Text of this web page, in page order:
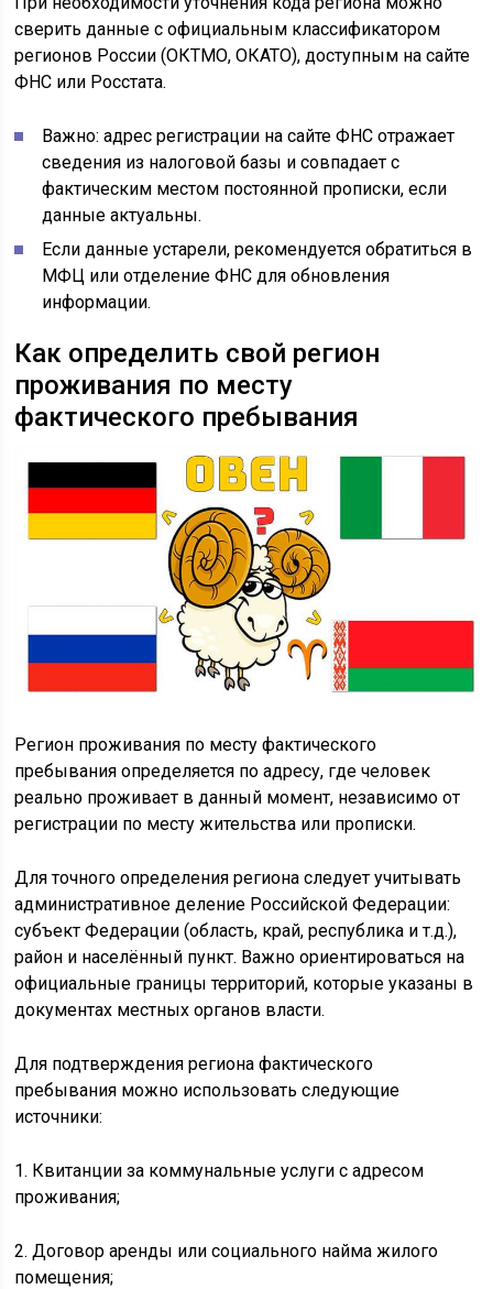
сверить данные с официальным классификатором
регионов России (ОКТМО, ОКАТО), доступным на сайте
ФНС или Росстата.
Важно: адрес регистрации на сайте ФНС отражает
сведения из налоговой базы и совпадает с
фактическим местом постоянной прописки, если
данные актуальны.
Если данные устарели, рекомендуется обратиться в
МФЦ или отделение ФНС для обновления
информации.
Как определить свой регион
проживания по месту
фактического пребывания
Регион проживания по месту фактического
пребывания определяется по адресу, где человек
реально проживает в данный момент, независимо от
регистрации по месту жительства или прописки.
Для точного определения региона следует учитывать
административное деление Российской Федерации:
субъект Федерации (область, край, республика и т.д.),
район и населённый пункт. Важно ориентироваться на
официальные границы территорий, которые указаны в
документах местных органов власти.
Для подтверждения региона фактического
пребывания можно использовать следующие
источники:
1. Квитанции за коммунальные услуги с адресом
проживания;
2. Договор аренды или социального найма жилого
помещения;